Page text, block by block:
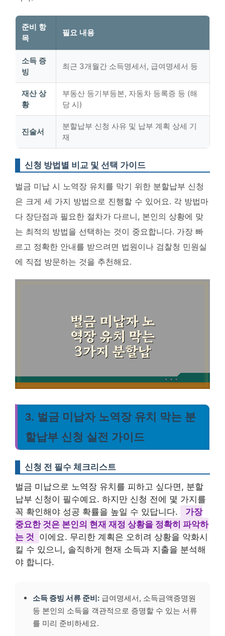
준비 항
목
필요 내용
소득 증
빙
최근 3개월간 소득명세서, 급여명세서 등
재산 상
황
부동산 등기부등본, 자동차 등록증 등 (해
당 시)
진술서
분할납부 신청 사유 및 납부 계획 상세 기
재
신청 방법별 비교 및 선택 가이드
벌금 미납 시 노역장 유치를 막기 위한 분할납부 신청
은 크게 세 가지 방법으로 진행할 수 있어요. 각 방법마
다 장단점과 필요한 절차가 다르니, 본인의 상황에 맞
는 최적의 방법을 선택하는 것이 중요합니다. 가장 빠
르고 정확한 안내를 받으려면 법원이나 검찰청 민원실
에 직접 방문하는 것을 추천해요.
3. 벌금 미납자 노역장 유치 막는 분
할납부 신청 실전 가이드
신청 전 필수 체크리스트
벌금 미납으로 노역장 유치를 피하고 싶다면, 분할
납부 신청이 필수예요. 하지만 신청 전에 몇 가지를
꼭 확인해야 성공 확률을 높일 수 있답니다.
가장
중요한 것은 본인의 현재 재정 상황을 정확히 파악하
는 것
이에요. 무리한 계획은 오히려 상황을 악화시
킬 수 있으니, 솔직하게 현재 소득과 지출을 분석해
야 합니다.
소득 증빙 서류 준비: 급여명세서, 소득금액증명원
등 본인의 소득을 객관적으로 증명할 수 있는 서류
를 미리 준비하세요.